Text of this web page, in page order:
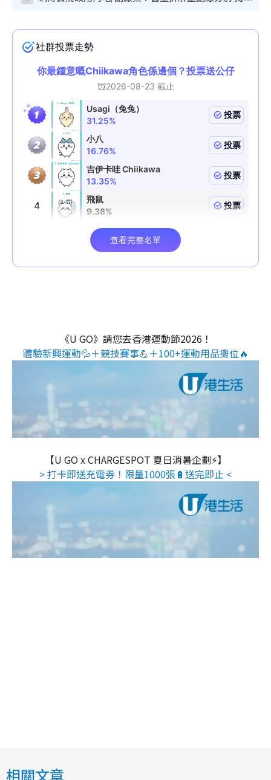
《U GO》請您去香港運動節2026！
體驗新興運動💦＋競技賽事💪＋100+運動用品攤位🔥
【U GO x CHARGESPOT 夏日消暑企劃⚡】
> 打卡即送充電券！限量1000張🔋送完即止 <
相關文章